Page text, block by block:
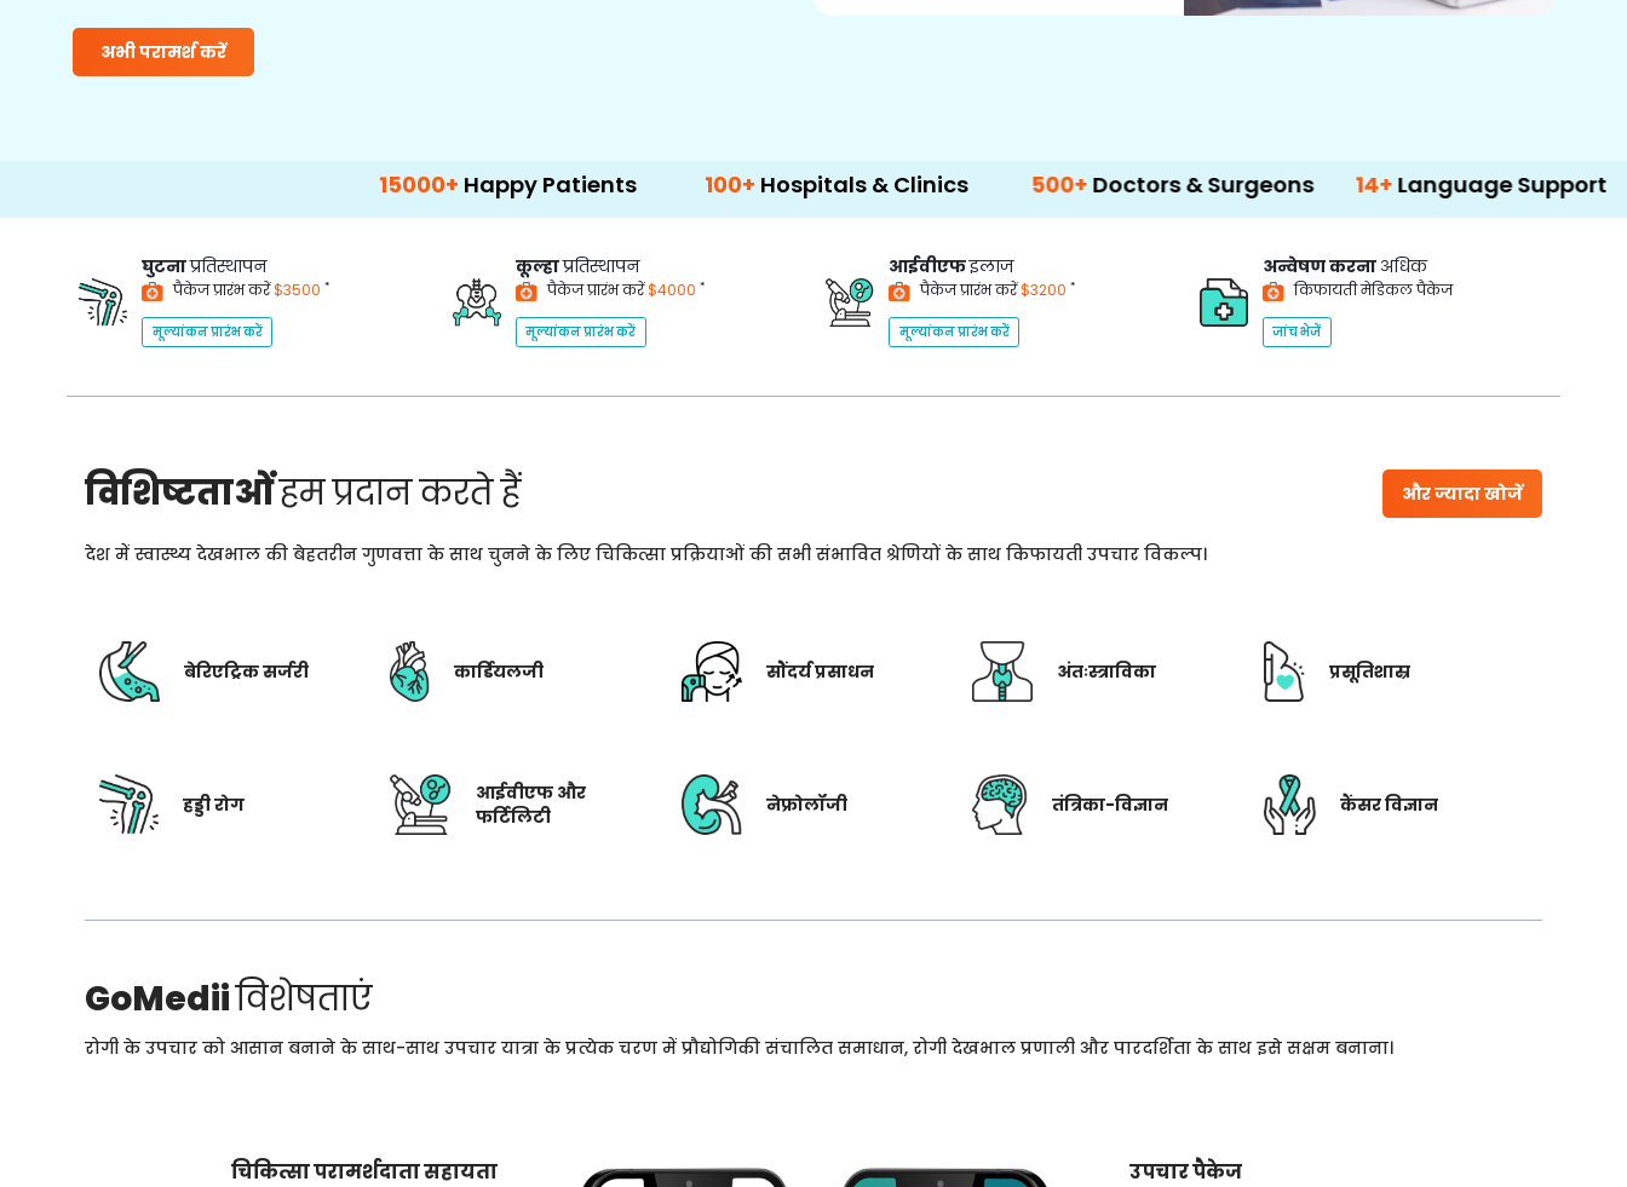
अभी परामर्श करें
Happy Patients 100+Hospitals & Clinics 500+Doctors & Surgeons 14+Language Support 500+
घुटनाप्रतिस्थापन
पैकेज प्रारंभ करें$3500 *
मूल्यांकन प्रारंभ करें
कूल्हाप्रतिस्थापन
पैकेज प्रारंभ करें$4000 *
मूल्यांकन प्रारंभ करें
आईवीएफइलाज
पैकेज प्रारंभ करें$3200 *
मूल्यांकन प्रारंभ करें
अन्वेषण करना अधिक
किफायती मेडिकल पैकेज
जांच भेजें
विशिष्टताओंहम प्रदान करते हैं और ज्यादा खोजें
देश में स्वास्थ्य देखभाल की बेहतरीन गुणवत्ता के साथ चुनने के लिए चिकित्सा प्रक्रियाओं की सभी संभावित श्रेणियों के साथ किफायती उपचार विकल्प।
बेरिएट्रिक सर्जरी कार्डियलजी सौंदर्य प्रसाधन अंतःस्त्राविका प्रसूतिशास्र
हड्डी रोग
आईवीएफ और
फर्टिलिटी
नेफ्रोलॉजी तंत्रिका-विज्ञान कैंसर विज्ञान
GoMediiविशेषताएं
रोगी के उपचार को आसान बनाने के साथ-साथ उपचार यात्रा के प्रत्येक चरण में प्रौद्योगिकी संचालित समाधान, रोगी देखभाल प्रणाली और पारदर्शिता के साथ इसे सक्षम बनाना।
चिकित्सा परामर्शदाता सहायता उपचार पैकेज